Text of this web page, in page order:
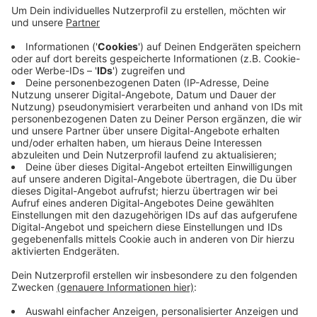
Anzeige
In Dinslaken hat es in der Nacht in einem
Mehrfamilienhaus auf der Feldstraße gebrannt. Die
Feuerwehr musste vier Bewohner und zwei Haustiere
retten, die auf ihre Balkone geflüchtet waren. Verletzt
wurde niemand. Allerdings war ein Teil des Hauses so
verraucht, dass er unbewohnbar war. Wie es zu dem
Brand kam, muss noch ermittelt werden.
Anzeige
Anzeige